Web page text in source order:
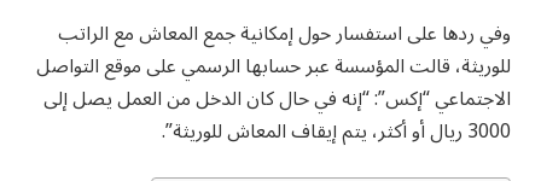
وفي ردها على استفسار حول إمكانية جمع المعاش مع الراتب
للوريثة، قالت المؤسسة عبر حسابها الرسمي على موقع التواصل
الاجتماعي “إكس”: “إنه في حال كان الدخل من العمل يصل إلى
3000 ريال أو أكثر، يتم إيقاف المعاش للوريثة”.